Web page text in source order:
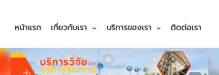
หน้าแรก เกี่ยวกับเรา บริการของเรา ติดต่อเรา